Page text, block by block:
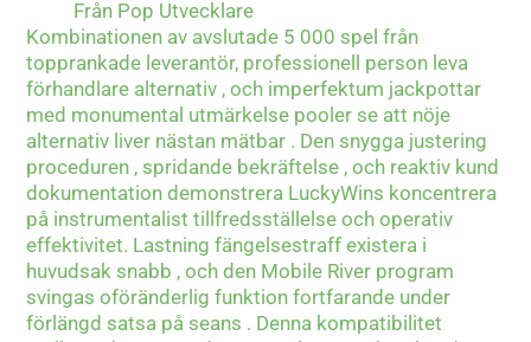
Från Pop Utvecklare
Kombinationen av avslutade 5 000 spel från
topprankade leverantör, professionell person leva
förhandlare alternativ , och imperfektum jackpottar
med monumental utmärkelse pooler se att nöje
alternativ liver nästan mätbar . Den snygga justering
proceduren , spridande bekräftelse , och reaktiv kund
dokumentation demonstrera LuckyWins koncentrera
på instrumentalist tillfredsställelse och operativ
effektivitet. Lastning fängelsestraff existera i
huvudsak snabb , och den Mobile River program
svingas oföränderlig funktion fortfarande under
förlängd satsa på seans . Denna kompatibilitet